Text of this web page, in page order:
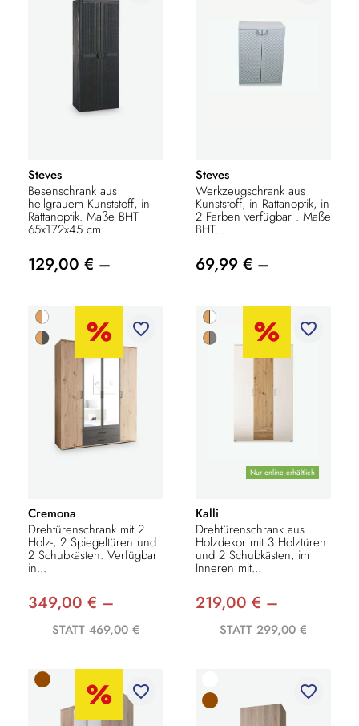
Steves
Besenschrank aus
hellgrauem Kunststoff, in
Rattanoptik. Maße BHT
65x172x45 cm
129,00 € –
Steves
Werkzeugschrank aus
Kunststoff, in Rattanoptik, in
2 Farben verfügbar . Maße
BHT...
69,99 € –
favorite_border
Cremona
Drehtürenschrank mit 2
Holz-, 2 Spiegeltüren und
2 Schubkästen. Verfügbar
in...
349,00 € –
STATT 469,00 €
Nur online erhältlich
favorite_border
Kalli
Drehtürenschrank aus
Holzdekor mit 3 Holztüren
und 2 Schubkästen, im
Inneren mit...
219,00 € –
STATT 299,00 €
favorite_border favorite_border